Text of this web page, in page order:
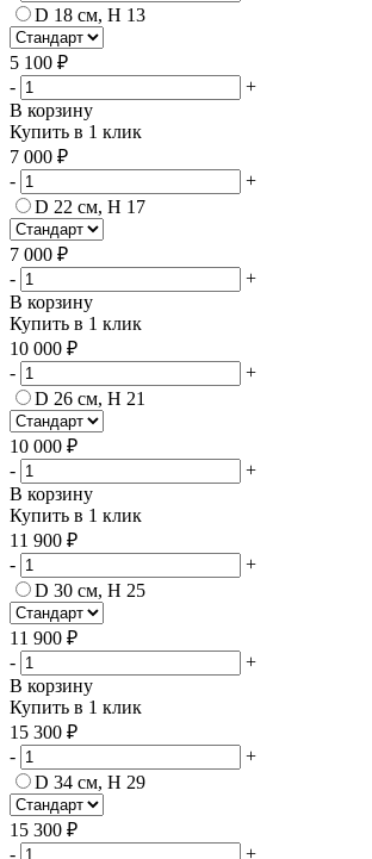
D 18 см, H 13
5 100 ₽
-
+
В корзину
Купить в 1 клик
7 000 ₽
-
+
D 22 см, H 17
7 000 ₽
-
+
В корзину
Купить в 1 клик
10 000 ₽
-
+
D 26 см, H 21
10 000 ₽
-
+
В корзину
Купить в 1 клик
11 900 ₽
-
+
D 30 см, H 25
11 900 ₽
-
+
В корзину
Купить в 1 клик
15 300 ₽
-
+
D 34 см, H 29
15 300 ₽
-
+